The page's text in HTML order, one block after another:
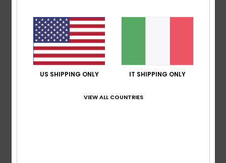
Punteggio medio
5.0/5
1 recensioni verificatedal dicembre 2025
US SHIPPING ONLY IT SHIPPING ONLY
VIEW ALL COUNTRIES